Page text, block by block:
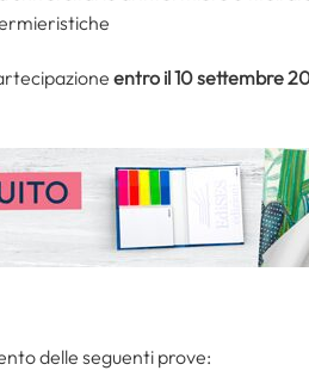
entro il 10 settembre
delle seguenti prove: